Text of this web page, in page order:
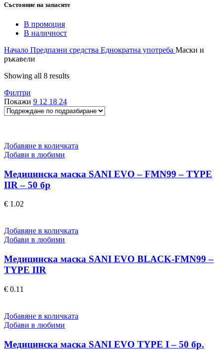
Състояние на запасите
В промоция
В наличност
Начало Предпазни средства Еднократна употреба Маски и
ръкавели
Showing all 8 results
Филтри
Покажи 9 12 18 24
Добавяне в количката
Добави в любими
Медицинска маска SANI EVO – FMN99 – TYPE
IIR – 50 бр
€ 1.02
Добавяне в количката
Добави в любими
Медицинска маска SANI EVO BLACK-FMN99 –
TYPE IIR
€ 0.11
Добавяне в количката
Добави в любими
Медицинска маска SANI EVO TYPE I – 50 бр.